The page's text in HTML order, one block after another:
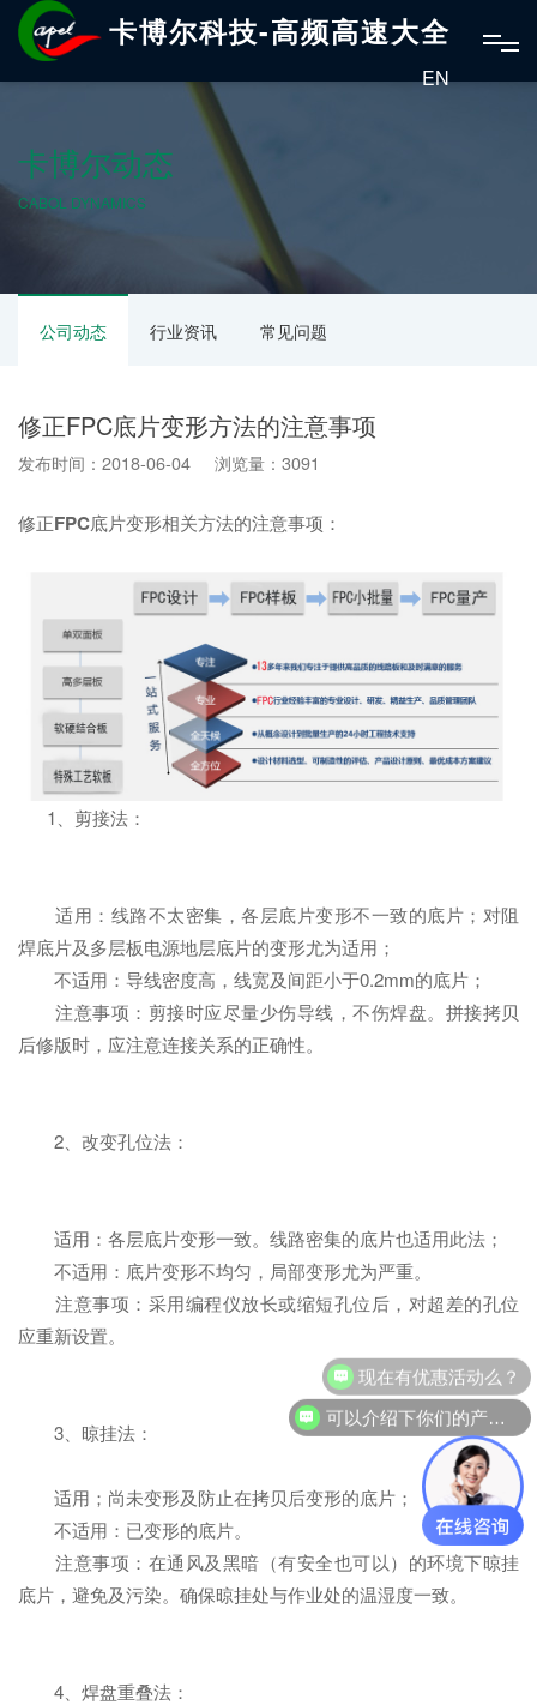
卡博尔科技-高频高速大全
EN
卡博尔动态
CABOL DYNAMICS
公司动态 行业资讯 常见问题
修正FPC底片变形方法的注意事项
发布时间：2018-06-04 浏览量：3091
修正FPC底片变形相关方法的注意事项：
1、剪接法：
适用：线路不太密集，各层底片变形不一致的底片；对阻
焊底片及多层板电源地层底片的变形尤为适用；
不适用：导线密度高，线宽及间距小于0.2mm的底片；
注意事项：剪接时应尽量少伤导线，不伤焊盘。拼接拷贝
后修版时，应注意连接关系的正确性。
2、改变孔位法：
适用：各层底片变形一致。线路密集的底片也适用此法；
不适用：底片变形不均匀，局部变形尤为严重。
注意事项：采用编程仪放长或缩短孔位后，对超差的孔位
应重新设置。
3、晾挂法：
适用；尚未变形及防止在拷贝后变形的底片；
不适用：已变形的底片。
注意事项：在通风及黑暗（有安全也可以）的环境下晾挂
底片，避免及污染。确保晾挂处与作业处的温湿度一致。
4、焊盘重叠法：
现在有优惠活动么？